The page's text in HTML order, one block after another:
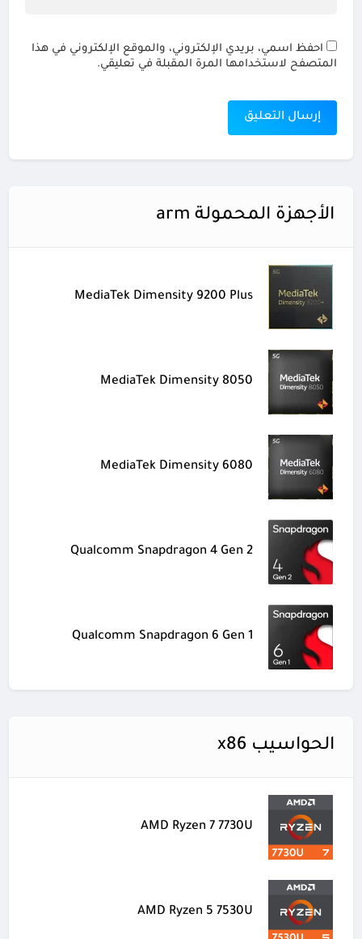
احفظ اسمي، بريدي الإلكتروني، والموقع الإلكتروني في هذا
المتصفح لاستخدامها المرة المقبلة في تعليقي.
الأجهزة المحمولة arm
MediaTek Dimensity 9200 Plus
MediaTek Dimensity 8050
MediaTek Dimensity 6080
Qualcomm Snapdragon 4 Gen 2
Qualcomm Snapdragon 6 Gen 1
الحواسيب x86
AMD Ryzen 7 7730U
AMD Ryzen 5 7530U